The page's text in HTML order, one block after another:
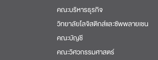
คณะบริหารธุรกิจ
วิทยาลัยโลจิสติกส์และซัพพลายเชน
คณะบัญชี
คณะวิศวกรรมศาสตร์